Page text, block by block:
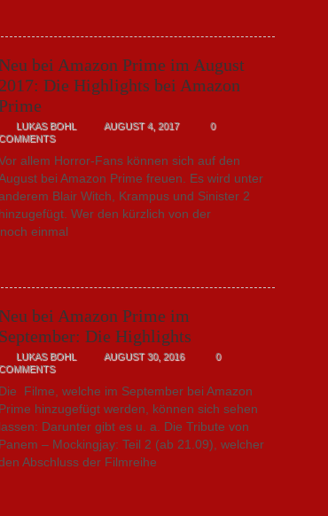
bei Amazon Prime im August
2017: Die Highlights bei Amazon
LUKAS BOHL AUGUST 4, 2017
0
allem Horror-Fans können sich auf den
bei Amazon Prime freuen. Es wird unter
Blair Witch, Krampus und Sinister 2
hinzugefügt. Wer den kürzlich von der
einmal
bei Amazon Prime im
September: Die Highlights
LUKAS BOHL AUGUST 30, 2016
0
Die Filme, welche im September bei Amazon
Prime hinzugefügt werden, können sich sehen
lassen: Darunter gibt es u. a. Die Tribute von
Panem – Mockingjay: Teil 2 (ab 21.09), welcher
Abschluss der Filmreihe